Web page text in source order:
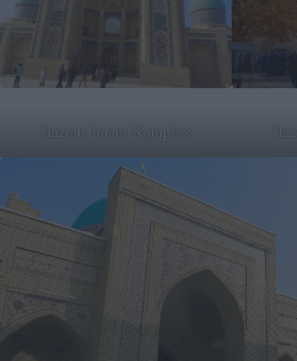
Hazrati-Imam-Komplex